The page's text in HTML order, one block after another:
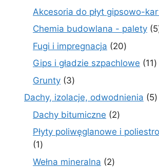
Akcesoria do płyt gipsowo-
Chemia budowlana - palety 5
Fugi i impregnacja 2020
Gips i gładzie szpachlowe 1111
Grunty 33
produkty
Dachy, izolacje, odwodnienia 55
Dachy bitumiczne 22
produkty
Płyty poliwęglanowe i
11
produkt
Wełna mineralna 22